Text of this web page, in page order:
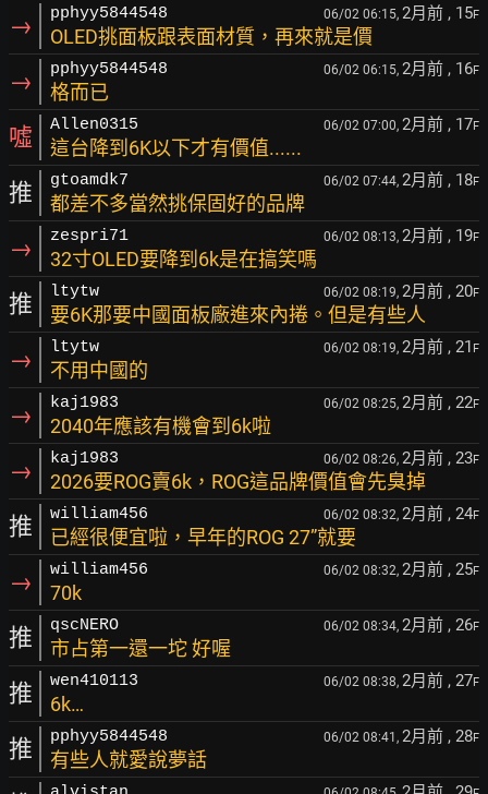
→ pphyy5844548 06/02 06:15, 2月前 , 15F
OLED挑面板跟表面材質，再來就是價
→ pphyy5844548 06/02 06:15, 2月前 , 16F
格而已
噓 Allen0315 06/02 07:00, 2月前 , 17F
這台降到6K以下才有價值......
推 gtoamdk7 06/02 07:44, 2月前 , 18F
都差不多當然挑保固好的品牌
→ zespri71 06/02 08:13, 2月前 , 19F
32寸OLED要降到6k是在搞笑嗎
推 ltytw 06/02 08:19, 2月前 , 20F
要6K那要中國面板廠進來內捲。但是有些人
→ ltytw 06/02 08:19, 2月前 , 21 F
不用中國的
→ kaj1983 06/02 08:25, 2月前 , 22F
2040年應該有機會到6k啦
→ kaj1983 06/02 08:26, 2月前 , 23F
2026要ROG賣6k，ROG這品牌價值會先臭掉
推 william456 06/02 08:32, 2月前 , 24F
已經很便宜啦，早年的ROG 27”就要
→ william456 06/02 08:32, 2月前 , 25F
70k
推 qscNERO 06/02 08:34, 2月前 , 26F
市占第一還一坨 好喔
推 wen410113 06/02 08:38, 2月前 , 27F
6k…
推 pphyy5844548 06/02 08:41, 2月前 , 28F
有些人就愛說夢話